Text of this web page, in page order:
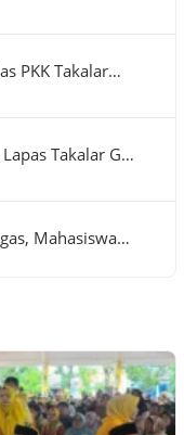
PKK Takalar…
Takalar G…
Mahasiswa…